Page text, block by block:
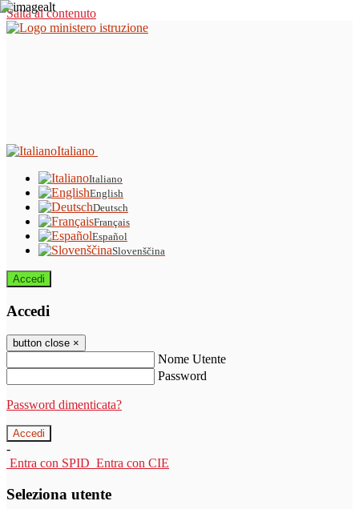
Salta al contenuto
Italiano
Italiano
English
Deutsch
Français
Español
Slovenščina
Accedi
Accedi
button close ×
Nome Utente
Password
Password dimenticata?
-
Entra con SPID Entra con CIE
Seleziona utente